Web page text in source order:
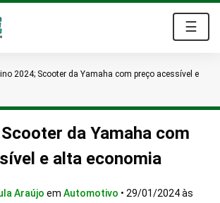
☰
2024; Scooter da Yamaha com preço acessível e
da Yamaha com
e alta economia
Araújo em Automotivo • 29/01/2024 às